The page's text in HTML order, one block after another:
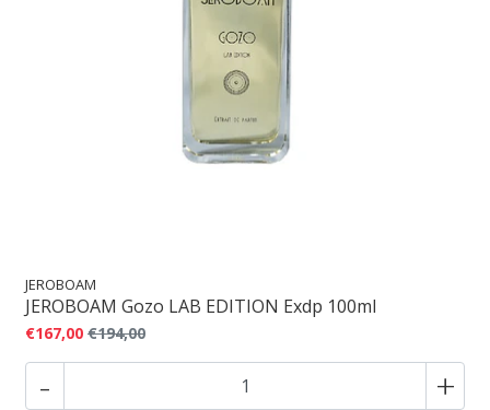
JEROBOAM
JEROBOAM Gozo LAB EDITION Exdp 100ml
€167,00 €194,00
- +